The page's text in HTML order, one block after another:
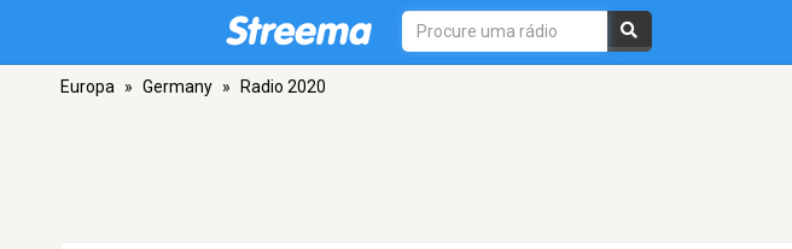
Europa » Germany » Radio 2020